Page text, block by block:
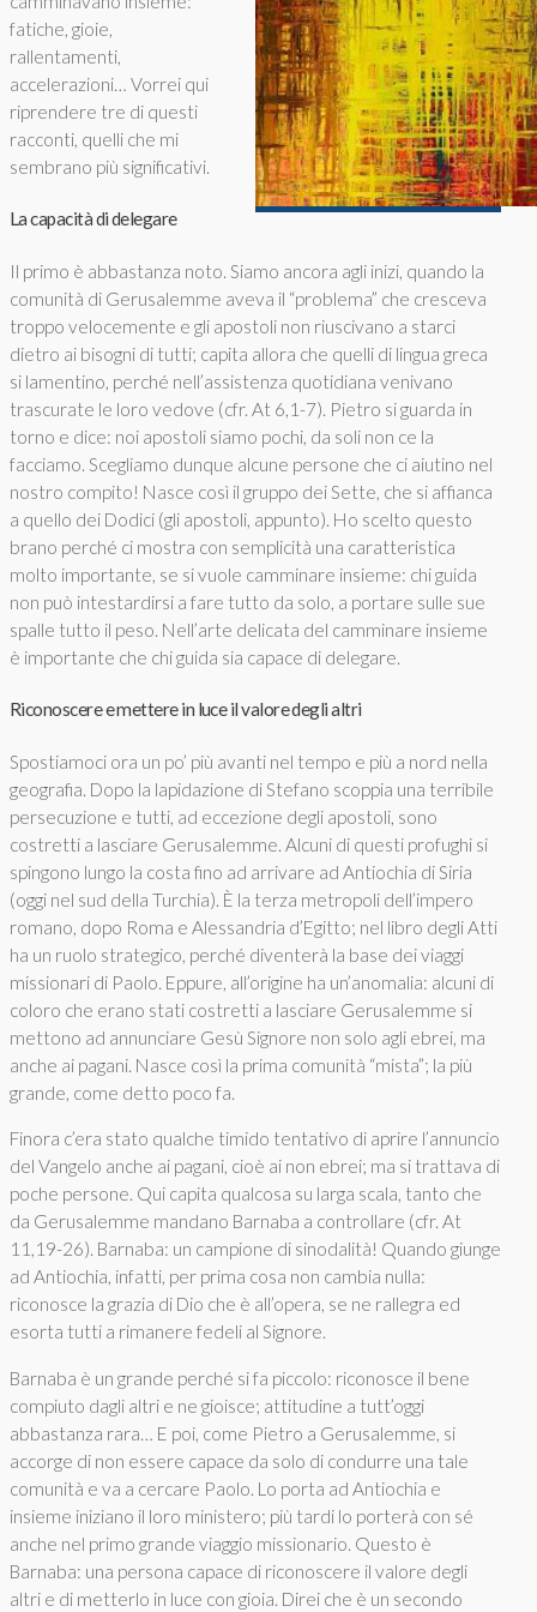
fatiche, gioie,
rallentamenti,
accelerazioni… Vorrei qui
riprendere tre di questi
racconti, quelli che mi
sembrano più significativi.
La capacità di delegare
Il primo è abbastanza noto. Siamo ancora agli inizi, quando la
comunità di Gerusalemme aveva il “problema” che cresceva
troppo velocemente e gli apostoli non riuscivano a starci
dietro ai bisogni di tutti; capita allora che quelli di lingua greca
si lamentino, perché nell’assistenza quotidiana venivano
trascurate le loro vedove (cfr. At 6,1-7). Pietro si guarda in
torno e dice: noi apostoli siamo pochi, da soli non ce la
facciamo. Scegliamo dunque alcune persone che ci aiutino nel
nostro compito! Nasce così il gruppo dei Sette, che si affianca
a quello dei Dodici (gli apostoli, appunto). Ho scelto questo
brano perché ci mostra con semplicità una caratteristica
molto importante, se si vuole camminare insieme: chi guida
non può intestardirsi a fare tutto da solo, a portare sulle sue
spalle tutto il peso. Nell’arte delicata del camminare insieme
è importante che chi guida sia capace di delegare.
Riconoscere e mettere in luce il valore degli altri
Spostiamoci ora un po’ più avanti nel tempo e più a nord nella
geografia. Dopo la lapidazione di Stefano scoppia una terribile
persecuzione e tutti, ad eccezione degli apostoli, sono
costretti a lasciare Gerusalemme. Alcuni di questi profughi si
spingono lungo la costa fino ad arrivare ad Antiochia di Siria
(oggi nel sud della Turchia). È la terza metropoli dell’impero
romano, dopo Roma e Alessandria d’Egitto; nel libro degli Atti
ha un ruolo strategico, perché diventerà la base dei viaggi
missionari di Paolo. Eppure, all’origine ha un’anomalia: alcuni di
coloro che erano stati costretti a lasciare Gerusalemme si
mettono ad annunciare Gesù Signore non solo agli ebrei, ma
anche ai pagani. Nasce così la prima comunità “mista”; la più
grande, come detto poco fa.
Finora c’era stato qualche timido tentativo di aprire l’annuncio
del Vangelo anche ai pagani, cioè ai non ebrei; ma si trattava di
poche persone. Qui capita qualcosa su larga scala, tanto che
da Gerusalemme mandano Barnaba a controllare (cfr. At
11,19-26). Barnaba: un campione di sinodalità! Quando giunge
ad Antiochia, infatti, per prima cosa non cambia nulla:
riconosce la grazia di Dio che è all’opera, se ne rallegra ed
esorta tutti a rimanere fedeli al Signore.
Barnaba è un grande perché si fa piccolo: riconosce il bene
compiuto dagli altri e ne gioisce; attitudine a tutt’oggi
abbastanza rara… E poi, come Pietro a Gerusalemme, si
accorge di non essere capace da solo di condurre una tale
comunità e va a cercare Paolo. Lo porta ad Antiochia e
insieme iniziano il loro ministero; più tardi lo porterà con sé
anche nel primo grande viaggio missionario. Questo è
Barnaba: una persona capace di riconoscere il valore degli
altri e di metterlo in luce con gioia. Direi che è un secondo